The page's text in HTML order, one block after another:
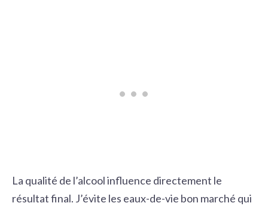
La qualité de l’alcool influence directement le
résultat final. J’évite les eaux-de-vie bon marché qui